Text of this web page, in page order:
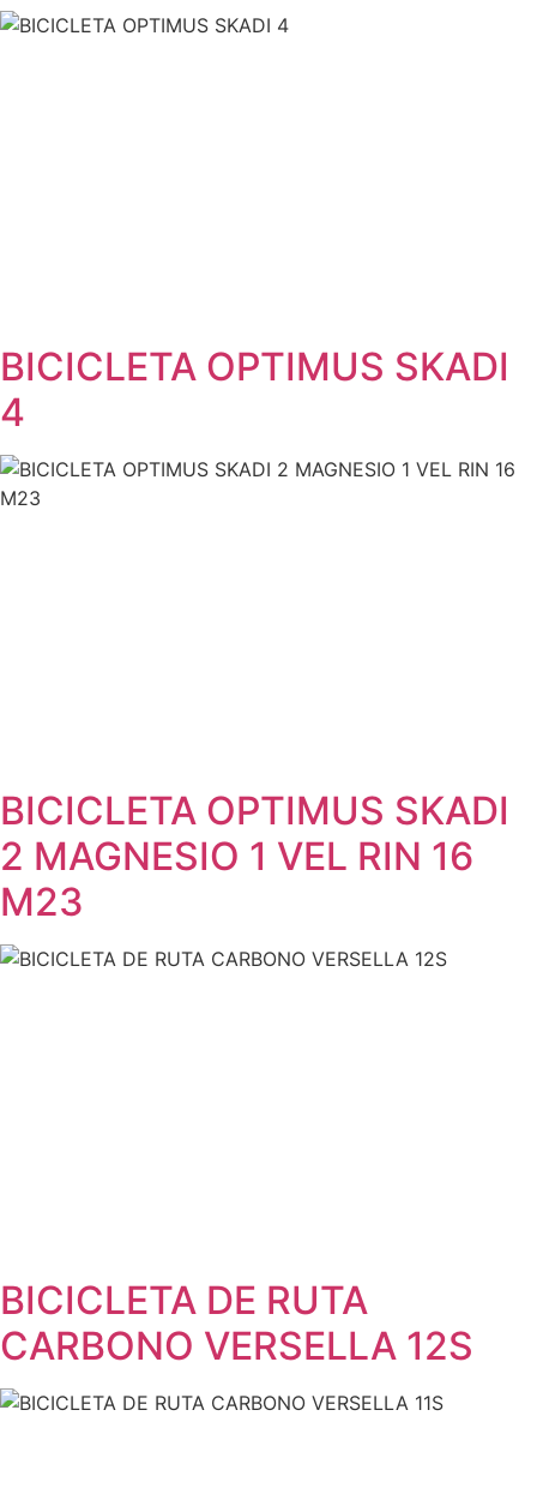
BICICLETA OPTIMUS SKADI
4
BICICLETA OPTIMUS SKADI
2 MAGNESIO 1 VEL RIN 16
M23
BICICLETA DE RUTA
CARBONO VERSELLA 12S